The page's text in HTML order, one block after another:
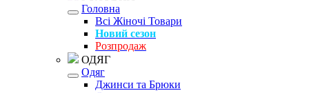
Головна
Всі Жіночі Товари
Новий сезон
Розпродаж
ОДЯГ
Одяг
Джинси та Брюки